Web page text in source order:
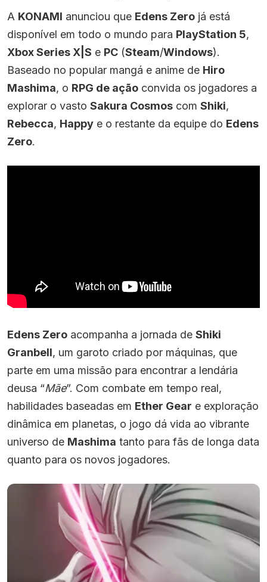
A KONAMI anunciou que Edens Zero já está
disponível em todo o mundo para PlayStation 5,
Xbox Series X|S e PC (Steam/Windows).
Baseado no popular mangá e anime de Hiro
Mashima, o RPG de ação convida os jogadores a
explorar o vasto Sakura Cosmos com Shiki,
Rebecca, Happy e o restante da equipe do Edens
Zero.
Edens Zero acompanha a jornada de Shiki
Granbell, um garoto criado por máquinas, que
parte em uma missão para encontrar a lendária
deusa “Mãe”. Com combate em tempo real,
habilidades baseadas em Ether Gear e exploração
dinâmica em planetas, o jogo dá vida ao vibrante
universo de Mashima tanto para fãs de longa data
quanto para os novos jogadores.